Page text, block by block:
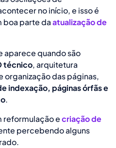
no início, e isso é
boa parte daatualização de
aparece quando são
técnico, arquitetura
organização das páginas,
indexação, páginas órfãs e
.
reformulação ecriação de
percebendo alguns